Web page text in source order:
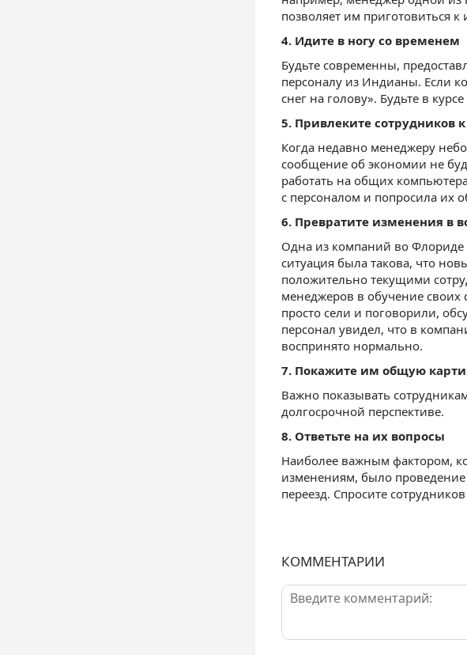
позволяет им приготовиться
4. Идите в ногу со временем
Будьте современны,
персоналу из Индианы. Если
снег на голову». Будьте в
5. Привлеките сотрудников
Когда недавно менеджеру
сообщение об экономии не
работать на общих
с персоналом и попросила их
6. Превратите изменения в
Одна из компаний во
ситуация была такова, что
положительно текущими
менеджеров в обучение своих
просто сели и поговорили,
персонал увидел, что в
воспринято нормально.
7. Покажите им общую
Важно показывать
долгосрочной перспективе.
8. Ответьте на их вопросы
Наиболее важным фактором,
изменениям, было
переезд. Спросите
КОММЕНТАРИИ